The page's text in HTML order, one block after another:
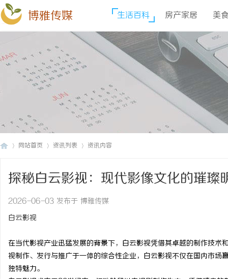
博雅传媒 生活百科 房产家居 美
网站首页 资讯列表 资讯内容
探秘白云影视：现代影像文化的璀璨
2026-06-03 发布于 博雅传媒
白云影视
在当代影视产业迅猛发展的背景下，白云影视凭借其卓越的制作技
视制作、发行与推广于一体的综合性企业，白云影视不仅在国内市
独特魅力。